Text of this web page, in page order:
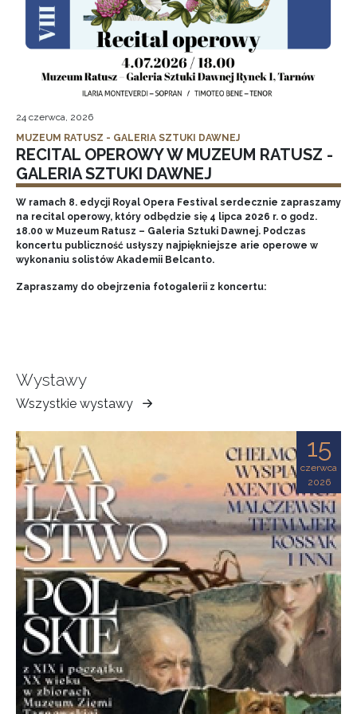
24 czerwca, 2026
MUZEUM RATUSZ - GALERIA SZTUKI DAWNEJ
RECITAL OPEROWY W MUZEUM RATUSZ -
GALERIA SZTUKI DAWNEJ
W ramach 8. edycji Royal Opera Festival serdecznie zapraszamy
na recital operowy, który odbędzie się 4 lipca 2026 r. o godz.
18.00 w Muzeum Ratusz – Galeria Sztuki Dawnej. Podczas
koncertu publiczność usłyszy najpiękniejsze arie operowe w
wykonaniu solistów Akademii Belcanto.
Zapraszamy do obejrzenia fotogalerii z koncertu:
Wystawy
Wszystkie wystawy
Muzeum
Ziemi
Tarnowskiej
15
czerwca
2026